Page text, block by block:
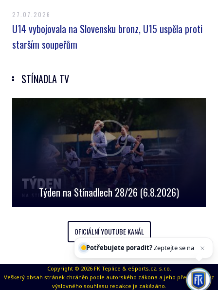
27.07.2026
U14 vybojovala na Slovensku bronz, U15 uspěla proti
starším soupeřům
STÍNADLA TV
Týden na Stínadlech 28/26 (6.8.2026)
OFICIÁLNÍ YOUTUBE KANÁL
Copyright © 2026 FK Teplice & eSports.cz, s.r.o.
Veškerý obsah stránek chráněn podle autorského zákona a jeho přejímaní bez
výslovného souhlasu redakce je zakázáno.
Potřebujete poradit?
Zeptejte se našeho